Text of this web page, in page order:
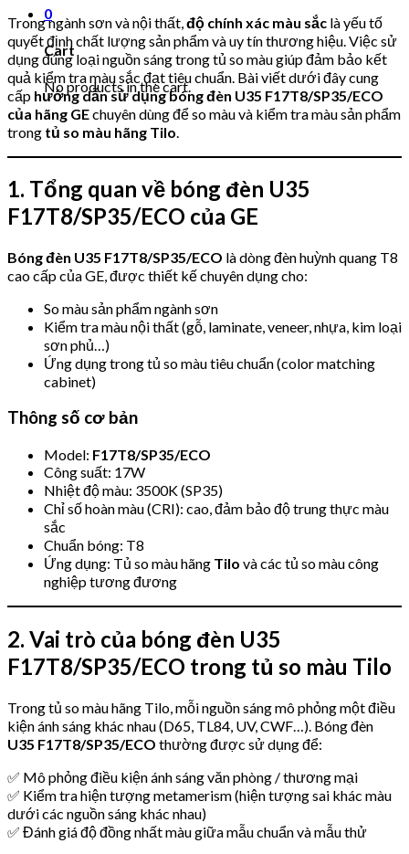
0
Cart
No products in the cart.
Trong ngành sơn và nội thất, độ chính xác màu sắc là yếu tố
quyết định chất lượng sản phẩm và uy tín thương hiệu. Việc sử
dụng đúng loại nguồn sáng trong tủ so màu giúp đảm bảo kết
quả kiểm tra màu sắc đạt tiêu chuẩn. Bài viết dưới đây cung
cấp hướng dẫn sử dụng bóng đèn U35 F17T8/SP35/ECO
của hãng GEchuyên dùng để so màu và kiểm tra màu sản phẩm
trong tủ so màu hãng Tilo
1. Tổng quan về bóng đèn U35
F17T8/SP35/ECO của GE
Bóng đèn U35 F17T8/SP35/ECO là dòng đèn huỳnh quang T8
cao cấp của GE, được thiết kế chuyên dụng cho:
So màu sản phẩm ngành sơn
Kiểm tra màu nội thất (gỗ, laminate, veneer, nhựa, kim loại
sơn phủ…)
Ứng dụng trong tủ so màu tiêu chuẩn (color matching
cabinet)
Thông số cơ bản
Model: F17T8/SP35/ECO
Công suất: 17W
Nhiệt độ màu: 3500K (SP35)
Chỉ số hoàn màu (CRI): cao, đảm bảo độ trung thực màu
sắc
Chuẩn bóng: T8
Ứng dụng: Tủ so màu hãng Tilo và các tủ so màu công
nghiệp tương đương
2. Vai trò của bóng đèn U35
F17T8/SP35/ECO trong tủ so màu Tilo
Trong tủ so màu hãng Tilo, mỗi nguồn sáng mô phỏng một điều
kiện ánh sáng khác nhau (D65, TL84, UV, CWF…). Bóng đèn
U35 F17T8/SP35/ECO thường được sử dụng để:
✅ Mô phỏng điều kiện ánh sáng văn phòng / thương mại
✅ Kiểm tra hiện tượng metamerism (hiện tượng sai khác màu
dưới các nguồn sáng khác nhau)
✅ Đánh giá độ đồng nhất màu giữa mẫu chuẩn và mẫu thử